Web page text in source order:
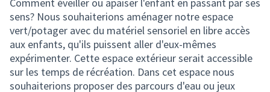
sens? Nous souhaiterions aménager notre espace
vert/potager avec du matériel sensoriel en libre accès
aux enfants, qu'ils puissent aller d'eux-mêmes
expérimenter. Cette espace extérieur serait accessible
sur les temps de récréation. Dans cet espace nous
souhaiterions proposer des parcours d'eau ou jeux